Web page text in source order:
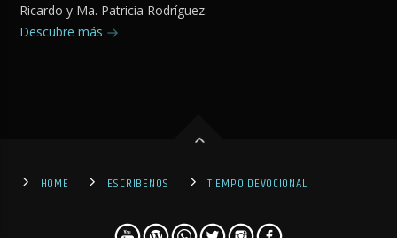
Ricardo y Ma. Patricia Rodríguez.
Descubre más
HOME ESCRIBENOS TIEMPO DEVOCIONAL